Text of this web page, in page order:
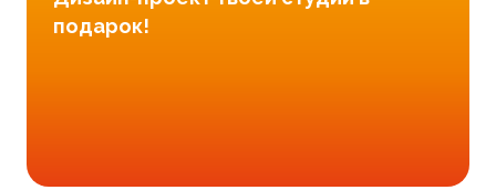
подарок!